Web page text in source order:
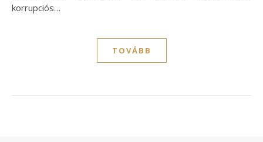
korrupciós…
TOVÁBB